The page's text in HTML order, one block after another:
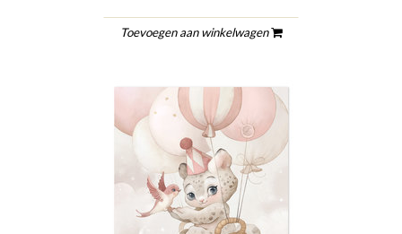
Toevoegen aan winkelwagen